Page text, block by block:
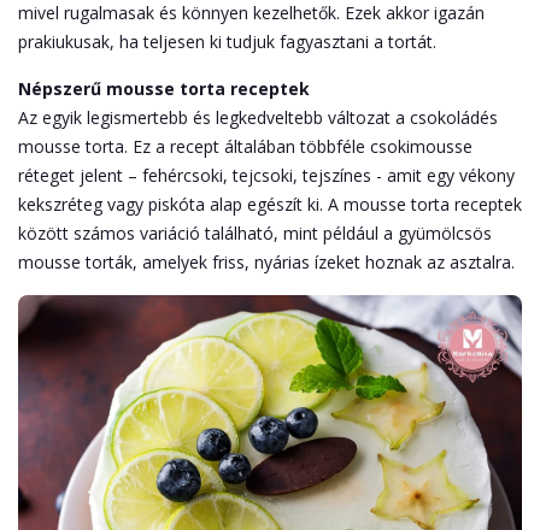
mivel rugalmasak és könnyen kezelhetők. Ezek akkor igazán
prakiukusak, ha teljesen ki tudjuk fagyasztani a tortát.
Népszerű mousse torta receptek
Az egyik legismertebb és legkedveltebb változat a csokoládés
mousse torta. Ez a recept általában többféle csokimousse
réteget jelent – fehércsoki, tejcsoki, tejszínes - amit egy vékony
kekszréteg vagy piskóta alap egészít ki. A mousse torta receptek
között számos variáció található, mint például a gyümölcsös
mousse torták, amelyek friss, nyárias ízeket hoznak az asztalra.